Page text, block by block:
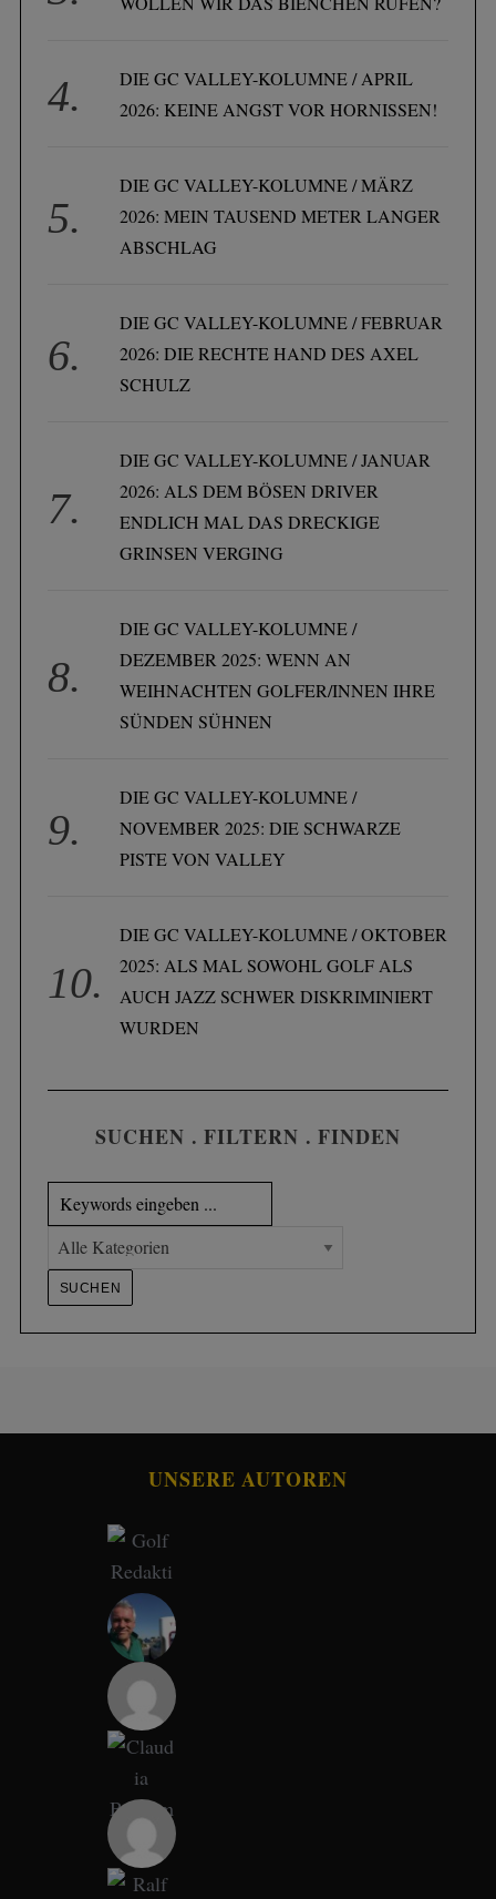
DIE GC VALLEY-KOLUMNE / APRIL
2026: KEINE ANGST VOR HORNISSEN!
DIE GC VALLEY-KOLUMNE / MÄRZ
2026: MEIN TAUSEND METER LANGER
ABSCHLAG
DIE GC VALLEY-KOLUMNE / FEBRUAR
2026: DIE RECHTE HAND DES AXEL
SCHULZ
DIE GC VALLEY-KOLUMNE / JANUAR
2026: ALS DEM BÖSEN DRIVER
ENDLICH MAL DAS DRECKIGE
GRINSEN VERGING
DIE GC VALLEY-KOLUMNE /
DEZEMBER 2025: WENN AN
WEIHNACHTEN GOLFER/INNEN IHRE
SÜNDEN SÜHNEN
DIE GC VALLEY-KOLUMNE /
NOVEMBER 2025: DIE SCHWARZE
PISTE VON VALLEY
DIE GC VALLEY-KOLUMNE / OKTOBER
2025: ALS MAL SOWOHL GOLF ALS
AUCH JAZZ SCHWER DISKRIMINIERT
WURDEN
SUCHEN . FILTERN . FINDEN
UNSERE AUTOREN